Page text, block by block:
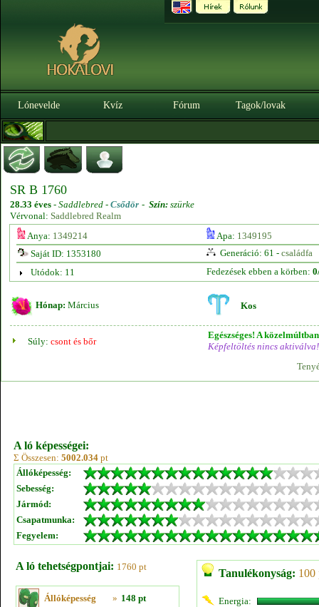
Lónevelde Kvíz Fórum Tagok/lovak
SR B 1760
28.33 éves - Saddlebred - Csődör - Szín: szürke
Vérvonal: Saddlebred Realm
Anya: 1349214 Apa: 1349195
Saját ID: 1353180
Generáció: 61 - családfa
Utódok: 11
Fedezések ebben a körben:
Hónap: Március Kos
Súly: csont és bőr
Egészséges! A
Képfeltöltés nincs aktiválva!
A ló képességei:
Σ Összesen: 5002.034 pt
Állóképesség:
Sebesség:
Jármód:
Csapatmunka:
Fegyelem:
A ló tehetségpontjai: 1760 pt
Állóképesség » 148 pt
Tanulékonyság: 100
Energia: